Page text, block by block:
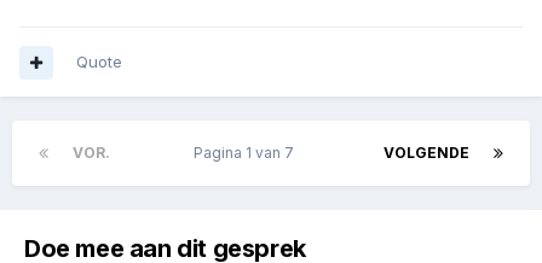
Quote
VOR. VOLGENDE
Pagina 1 van 7
Doe mee aan dit gesprek